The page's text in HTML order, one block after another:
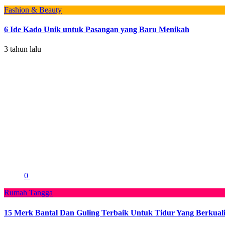
Fashion & Beauty
6 Ide Kado Unik untuk Pasangan yang Baru Menikah
3 tahun lalu
0
Rumah Tangga
15 Merk Bantal Dan Guling Terbaik Untuk Tidur Yang